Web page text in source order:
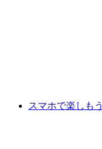
スマホで楽しもう